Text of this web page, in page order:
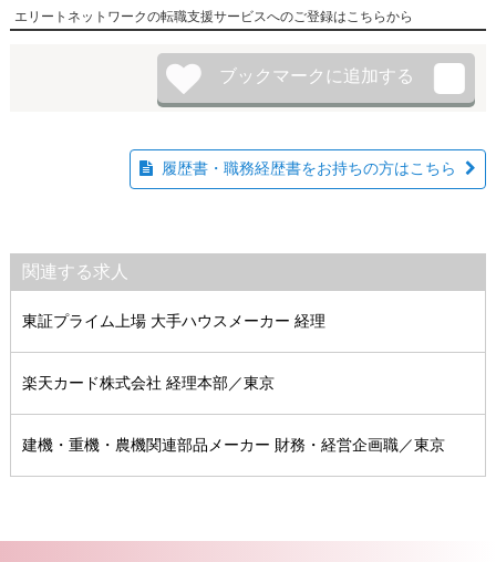
エリートネットワークの転職支援サービスへのご登録はこちらから
履歴書・職務経歴書をお持ちの方はこちら
関連する求人
東証プライム上場 大手ハウスメーカー 経理
楽天カード株式会社 経理本部／東京
建機・重機・農機関連部品メーカー 財務・経営企画職／東京